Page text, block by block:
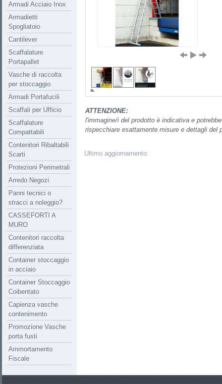
ATTENZIONE:
l'immagine/i del prodotto è indicativa e
rispecchiare esattamente misure e dettagli del
Ultimo aggiornamento:
Armadi Acciaio Inox
Armadietti
Spogliatoio
Cantilever
Scaffalature
Portapallet
Vasche di raccolta
per stoccaggio
Armadi Portafucili
Scaffali per Ufficio
Scaffalature
Compattabili
Contenitori Ribaltabili
Scarti
Protezioni Perimetrali
Arredo Negozi
Panni tecnici o
stracci a noleggio?
CASSEFORTI A
MURO
Contenitori raccolta
differenziata
Container stoccaggio
in acciaio
Container Stoccaggio
Coibentato
Capienza vasche
contenimento
Promozione Vasche
porta fusti
Ammortamento
Fiscale